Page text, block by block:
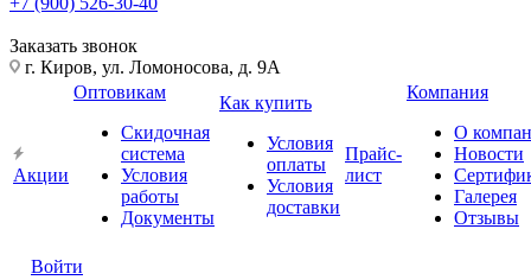
Заказать звонок
г. Киров, ул. Ломоносова, д. 9А
Акции
Оптовикам
Скидочная
система
Условия
работы
Документы
Как купить
Условия
оплаты
Условия
доставки
Прайс-
лист
Компания
О
Новости
Галерея
Отзывы
Войти